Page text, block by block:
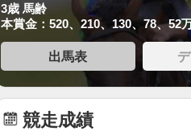
3歳 馬齢
本賞金：520、210、130、78、52
出馬表
競走成績